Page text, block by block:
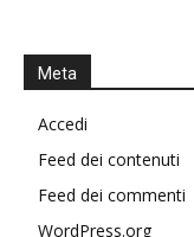
Meta
Accedi
Feed dei contenuti
Feed dei commenti
WordPress.org